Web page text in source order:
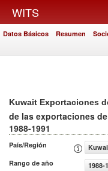
WITS
Datos Básicos Resumen
Kuwait Exportaciones
de las exportaciones
1988-1991
País/Región
Rango de año
1988-